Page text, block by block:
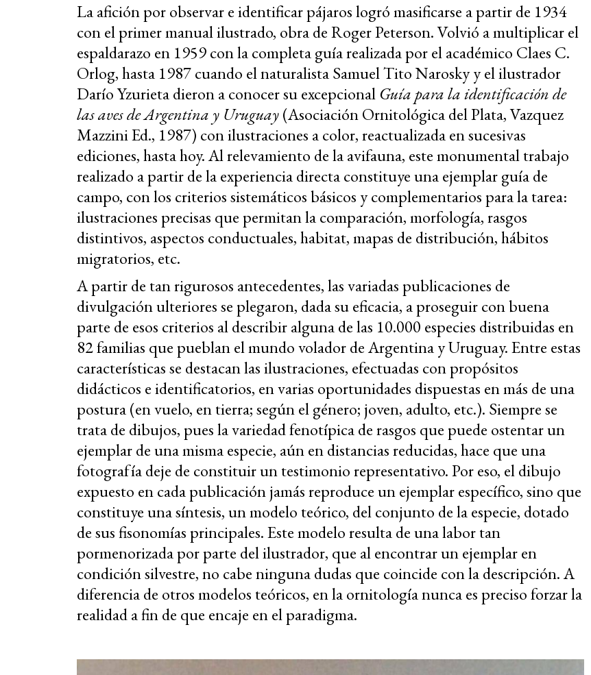
La afición por observar e identificar pájaros logró masificarse a partir de 1934
con el primer manual ilustrado, obra de Roger Peterson. Volvió a multiplicar el
espaldarazo en 1959 con la completa guía realizada por el académico Claes C.
Orlog, hasta 1987 cuando el naturalista Samuel Tito Narosky y el ilustrador
Darío Yzurieta dieron a conocer su excepcional Guía para la identificación de
las aves de Argentina y Uruguay(Asociación Ornitológica del Plata, Vazquez
Mazzini Ed., 1987) con ilustraciones a color, reactualizada en sucesivas
ediciones, hasta hoy. Al relevamiento de la avifauna, este monumental trabajo
realizado a partir de la experiencia directa constituye una ejemplar guía de
campo, con los criterios sistemáticos básicos y complementarios para la tarea:
ilustraciones precisas que permitan la comparación, morfología, rasgos
distintivos, aspectos conductuales, habitat, mapas de distribución, hábitos
migratorios, etc.
A partir de tan rigurosos antecedentes, las variadas publicaciones de
divulgación ulteriores se plegaron, dada su eficacia, a proseguir con buena
parte de esos criterios al describir alguna de las 10.000 especies distribuidas en
82 familias que pueblan el mundo volador de Argentina y Uruguay. Entre estas
características se destacan las ilustraciones, efectuadas con propósitos
didácticos e identificatorios, en varias oportunidades dispuestas en más de una
postura (en vuelo, en tierra; según el género; joven, adulto, etc.). Siempre se
trata de dibujos, pues la variedad fenotípica de rasgos que puede ostentar un
ejemplar de una misma especie, aún en distancias reducidas, hace que una
fotografía deje de constituir un testimonio representativo. Por eso, el dibujo
expuesto en cada publicación jamás reproduce un ejemplar específico, sino que
constituye una síntesis, un modelo teórico, del conjunto de la especie, dotado
de sus fisonomías principales. Este modelo resulta de una labor tan
pormenorizada por parte del ilustrador, que al encontrar un ejemplar en
condición silvestre, no cabe ninguna dudas que coincide con la descripción. A
diferencia de otros modelos teóricos, en la ornitología nunca es preciso forzar la
realidad a fin de que encaje en el paradigma.